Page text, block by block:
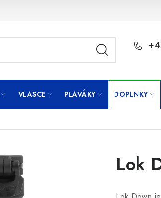
VLASCE PLAVÁKY DOPLNKY
Lok